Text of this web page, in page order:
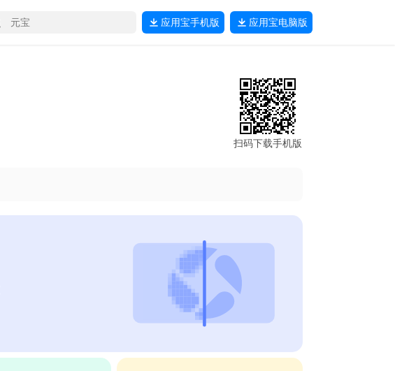
应用宝手机版 应用宝电脑版
扫码下载手机版